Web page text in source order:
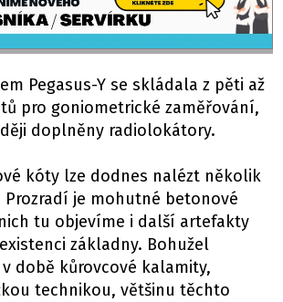
Pegasus-Y se skládala z pěti až
pro goniometrické zaměřování,
doplněny radiolokátory.
kóty lze dodnes nalézt několik
Prozradí je mohutné betonové
tu objevíme i další artefakty
základny. Bohužel
době kůrovcové kalamity,
technikou, většinu těchto